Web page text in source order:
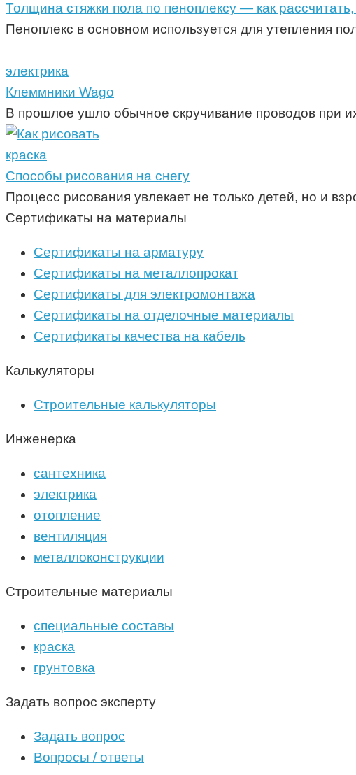
Толщина стяжки пола по пеноплексу — как
Пеноплекс в основном используется для утепления
электрика
Клеммники Wago
В прошлое ушло обычное скручивание проводов при
краска
Способы рисования на снегу
Процесс рисования увлекает не только детей, но и
Сертификаты на материалы
Сертификаты на арматуру
Сертификаты на металлопрокат
Сертификаты для электромонтажа
Сертификаты на отделочные материалы
Сертификаты качества на кабель
Калькуляторы
Строительные калькуляторы
Инженерка
сантехника
электрика
отопление
вентиляция
металлоконструкции
Строительные материалы
специальные составы
краска
грунтовка
Задать вопрос эксперту
Задать вопрос
Вопросы / ответы